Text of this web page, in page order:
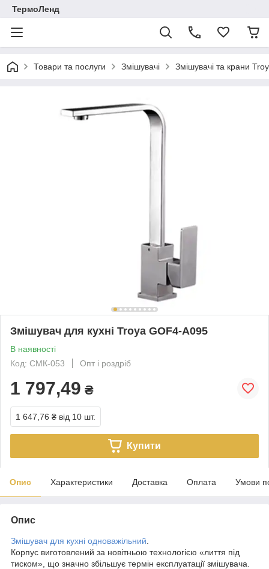
ТермоЛенд
Товари та послуги Змішувачі Змішувачі та крани
Змішувач для кухні Troya GOF4-A095
В наявності
Код: СМК-053
Опт і роздріб
1 797,49 ₴
1 647,76 ₴ від 10 шт.
Купити
Опис Характеристики Доставка Оплата Умови
Опис
Змішувач для кухні одноважільний
Корпус виготовлений за новітньою технологією «лиття під
тиском», що значно збільшує термін експлуатації змішувача.